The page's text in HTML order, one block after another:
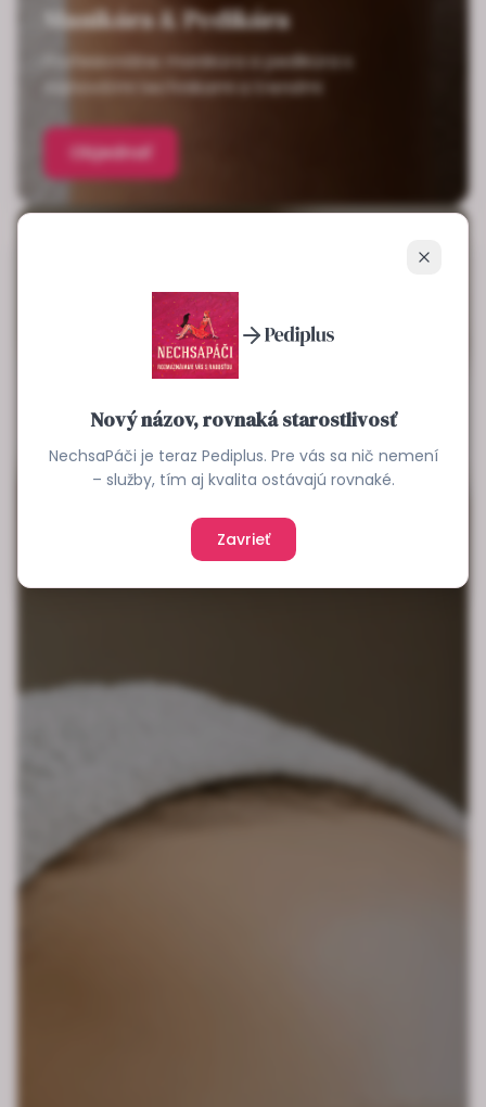
Zavrieť
Nový názov, rovnaká starostlivosť
NechsaPáči je teraz Pediplus. Pre vás sa nič nemení
– služby, tím aj kvalita ostávajú rovnaké.
Zavrieť
Manikúra & Pedikúra
Profesionálne manikúra a pedikúra s
najnovšími technikami a trendmi
Objednať